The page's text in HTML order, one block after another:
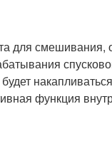
для смешивания,
функция